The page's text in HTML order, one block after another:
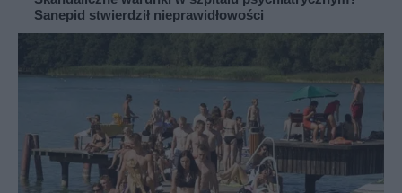
Sanepid stwierdził nieprawidłowości